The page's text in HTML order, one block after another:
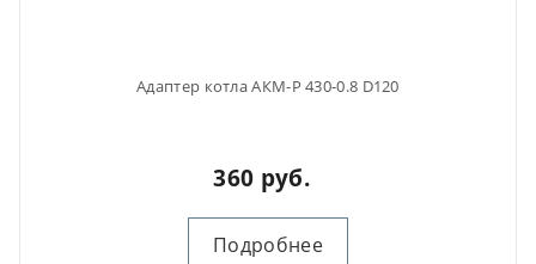
Адаптер котла АКМ-Р 430-0.8 D120
360 руб.
Подробнее